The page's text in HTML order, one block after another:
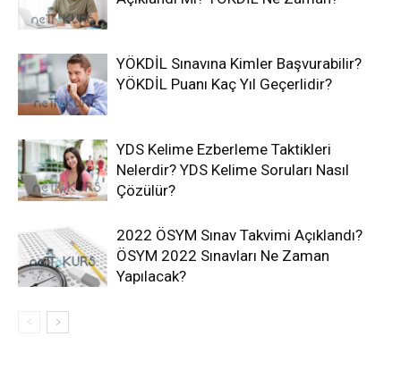
YÖKDİL Sınavına Kimler Başvurabilir?
YÖKDİL Puanı Kaç Yıl Geçerlidir?
YDS Kelime Ezberleme Taktikleri
Nelerdir? YDS Kelime Soruları Nasıl
Çözülür?
2022 ÖSYM Sınav Takvimi Açıklandı?
ÖSYM 2022 Sınavları Ne Zaman
Yapılacak?